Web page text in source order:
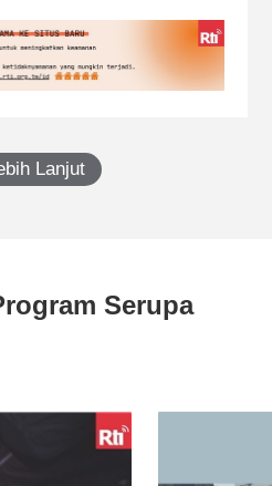
Lanjut
Serupa